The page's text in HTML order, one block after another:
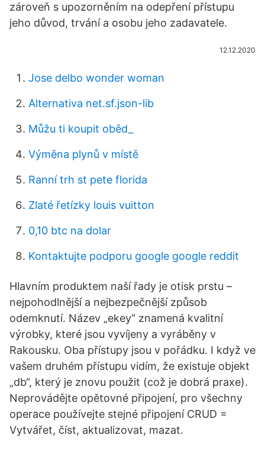
zároveň s upozorněním na odepření přístupu
jeho důvod, trvání a osobu jeho zadavatele.
12.12.2020
Jose delbo wonder woman
Alternativa net.sf.json-lib
Můžu ti koupit oběd_
Výměna plynů v místě
Ranní trh st pete florida
Zlaté řetízky louis vuitton
0,10 btc na dolar
Kontaktujte podporu google google reddit
Hlavním produktem naší řady je otisk prstu –
nejpohodlnější a nejbezpečnější způsob
odemknutí. Název „ekey“ znamená kvalitní
výrobky, které jsou vyvíjeny a vyráběny v
Rakousku. Oba přístupy jsou v pořádku. I když ve
vašem druhém přístupu vidím, že existuje objekt
„db“, který je znovu použit (což je dobrá praxe).
Neprovádějte opětovné připojení, pro všechny
operace používejte stejné připojení CRUD =
Vytvářet, číst, aktualizovat, mazat.